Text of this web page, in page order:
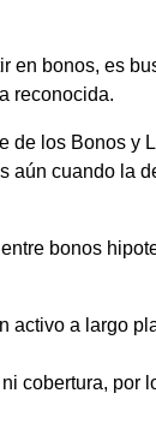
en bonos, es
reconocida.
de los Bonos y
aún cuando la
bonos
activo a largo
cobertura, por